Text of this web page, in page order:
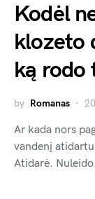
Kodėl
klozeto
ką rodo
by Romanas
Ar kada nors
vandenį
Atidarė.